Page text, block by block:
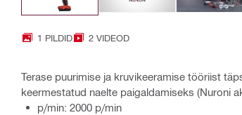
1 PILDID 2 VIDEOD
Terase puurimise ja kruvikeeramise tööriist
keermestatud naelte paigaldamiseks (Nuroni
p/min: 2000 p/min